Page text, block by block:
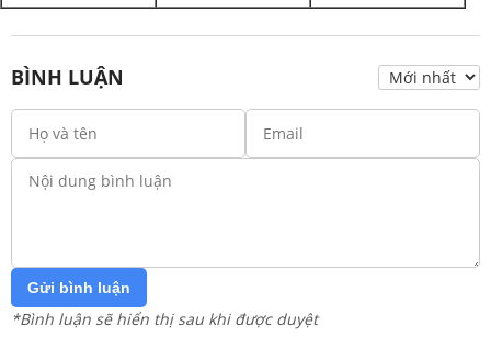
BÌNH LUẬN
Gửi bình luận
*Bình luận sẽ hiển thị sau khi được duyệt